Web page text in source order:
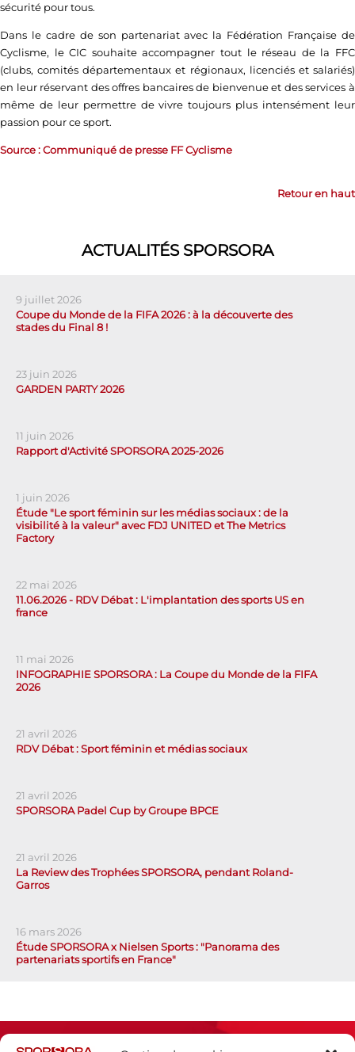
sécurité pour tous.
Dans le cadre de son partenariat avec la Fédération Française de
Cyclisme, le CIC souhaite accompagner tout le réseau de la FFC
(clubs, comités départementaux et régionaux, licenciés et salariés)
en leur réservant des offres bancaires de bienvenue et des services à
même de leur permettre de vivre toujours plus intensément leur
passion pour ce sport.
Source : Communiqué de presse FF Cyclisme
Retour en haut
ACTUALITÉS SPORSORA
9 juillet 2026
Coupe du Monde de la FIFA 2026 : à la découverte des
stades du Final 8 !
23 juin 2026
GARDEN PARTY 2026
11 juin 2026
Rapport d'Activité SPORSORA 2025-2026
1 juin 2026
Étude "Le sport féminin sur les médias sociaux : de la
visibilité à la valeur" avec FDJ UNITED et The Metrics
Factory
22 mai 2026
11.06.2026 - RDV Débat : L'implantation des sports US en
france
11 mai 2026
INFOGRAPHIE SPORSORA : La Coupe du Monde de la FIFA
2026
21 avril 2026
RDV Débat : Sport féminin et médias sociaux
21 avril 2026
SPORSORA Padel Cup by Groupe BPCE
21 avril 2026
La Review des Trophées SPORSORA, pendant Roland-
Garros
16 mars 2026
Étude SPORSORA x Nielsen Sports : "Panorama des
partenariats sportifs en France"